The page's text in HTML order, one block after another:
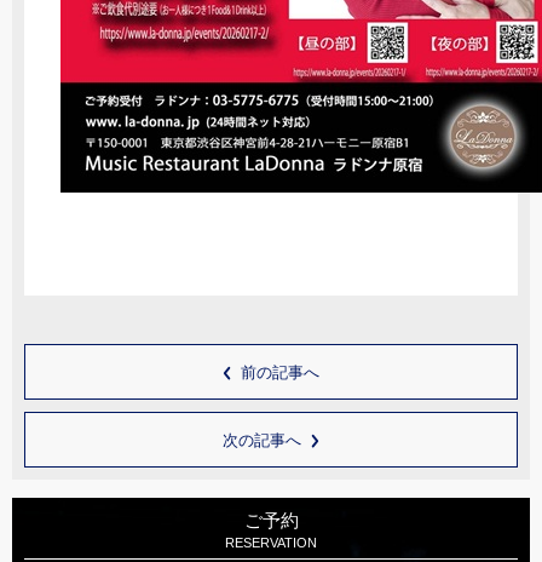
前の記事へ
次の記事へ
ご予約
RESERVATION